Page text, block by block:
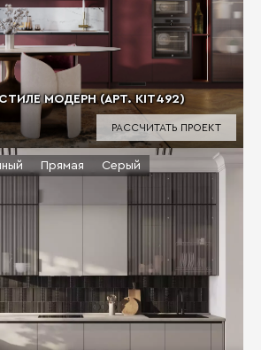
МОДЕРН (АРТ. KIT492)
РАССЧИТАТЬ ПРОЕКТ
Прямая Серый